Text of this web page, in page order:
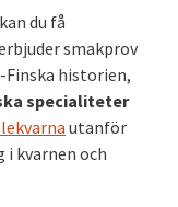
kan du få
smakprov
Finska historien,
specialiteter
utanför
i kvarnen och